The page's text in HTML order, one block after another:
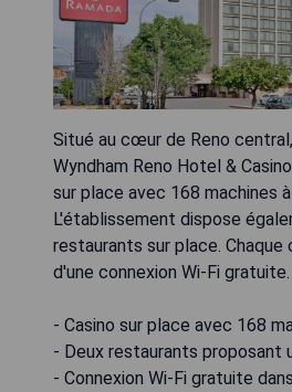
Situé au cœur de Reno
Wyndham Reno Hotel &
sur place avec 168 machines à
L'établissement dispose
restaurants sur place.
d'une connexion Wi-Fi gratuite.
- Casino sur place avec 168
- Deux restaurants proposant
- Connexion Wi-Fi gratuite